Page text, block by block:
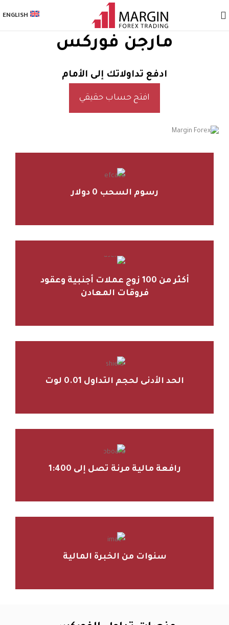
ENGLISH
مارجن فوركس
ادفع تداولاتك إلى الأمام
افتح حساب حقيقي
رسوم السحب 0 دولار
أكثر من 100 زوج عملات أجنبية وعقود
فروقات المعادن
الحد الأدنى لحجم التداول 0.01 لوت
رافعة مالية مرنة تصل إلى 1:400
سنوات من الخبرة المالية